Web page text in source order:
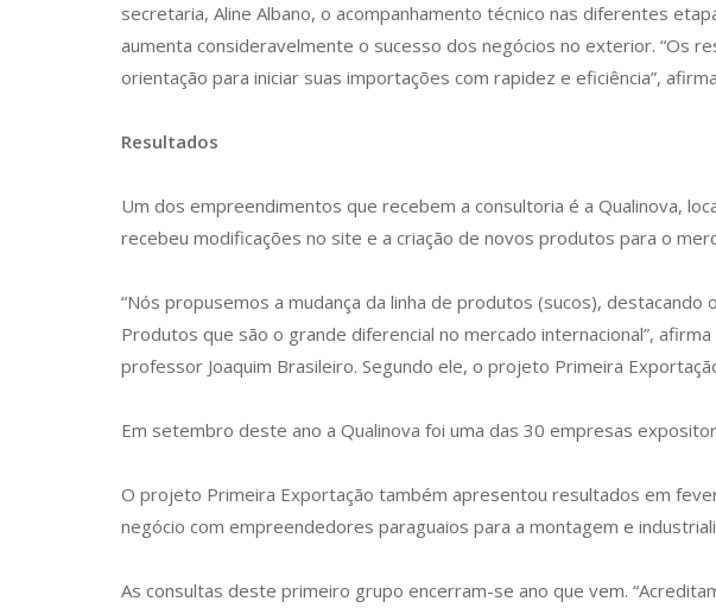
secretaria, Aline Albano, o acompanhamento técnico nas diferentes
aumenta consideravelmente o sucesso dos negócios no exterior. “Os
orientação para iniciar suas importações com rapidez e eficiência”,
Resultados
Um dos empreendimentos que recebem a consultoria é a Qualinova,
recebeu modificações no site e a criação de novos produtos para o
“Nós propusemos a mudança da linha de produtos (sucos),
Produtos que são o grande diferencial no mercado internacional”,
professor Joaquim Brasileiro. Segundo ele, o projeto Primeira
Em setembro deste ano a Qualinova foi uma das 30 empresas
O projeto Primeira Exportação também apresentou resultados em
negócio com empreendedores paraguaios para a montagem e
As consultas deste primeiro grupo encerram-se ano que vem.